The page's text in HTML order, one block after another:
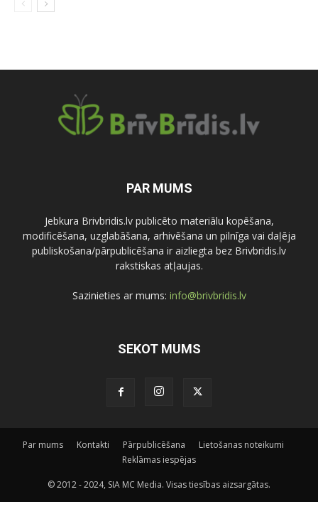
PAR MUMS
Jebkura Brivbridis.lv publicēto materiālu kopēšana,
modificēšana, uzglabāšana, arhivēšana un pilnīga vai daļēja
publiskošana/pārpublicēšana ir aizliegta bez Brivbridis.lv
rakstiskas atļaujas.
Sazinieties ar mums: info@brivbridis.lv
SEKOT MUMS
Par mums Kontakti Pārpublicēšana
Lietošanas noteikumi
Reklāmas iespējas
© 2012 - 2024, SIA MC Media. Visas tiesības aizsargātas.